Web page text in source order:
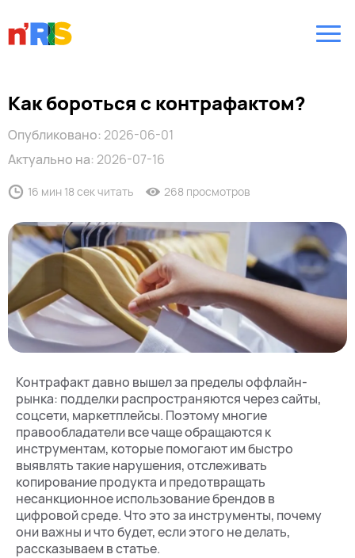
Как бороться с контрафактом?
Опубликовано: 2026-06-01
Актуально на: 2026-07-16
16 мин 18 сек читать 268 просмотров
Контрафакт давно вышел за пределы оффлайн-
рынка: подделки распространяются через сайты,
соцсети, маркетплейсы. Поэтому многие
правообладатели все чаще обращаются к
инструментам, которые помогают им быстро
выявлять такие нарушения, отслеживать
копирование продукта и предотвращать
несанкционное использование брендов в
цифровой среде. Что это за инструменты, почему
они важны и что будет, если этого не делать,
рассказываем в статье.